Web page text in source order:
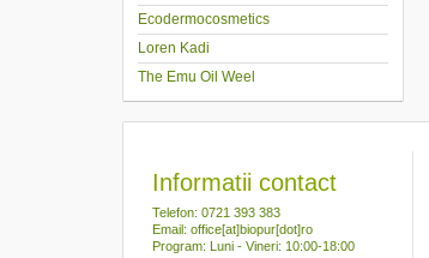
Ecodermocosmetics
Loren Kadi
The Emu Oil Weel
Informatii contact
Telefon: 0721 393 383
Email: office[at]biopur[dot]ro
Program: Luni - Vineri: 10:00-18:00